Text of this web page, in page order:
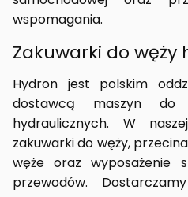
wspomagania.
Zakuwarki do
Hydron jest polskim
dostawcą maszyn do
hydraulicznych. W
zakuwarki do węży,
węże oraz wyposażenie
przewodów.